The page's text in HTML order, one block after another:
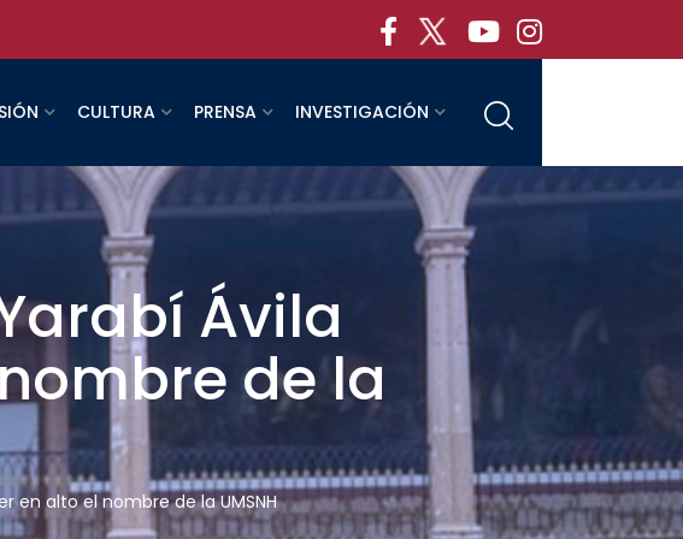
CULTURA PRENSA INVESTIGACIÓN
Ávila
de la
en alto el nombre de la UMSNH